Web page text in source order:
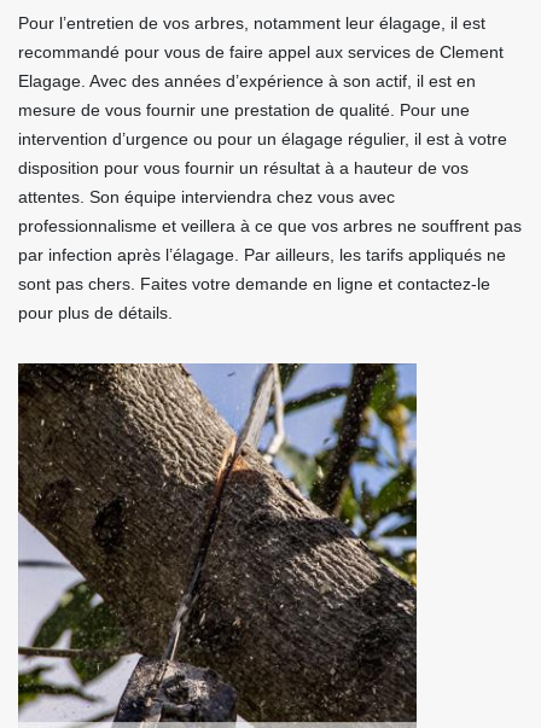
Pour l’entretien de vos arbres, notamment leur élagage, il est
recommandé pour vous de faire appel aux services de Clement
Elagage. Avec des années d’expérience à son actif, il est en
mesure de vous fournir une prestation de qualité. Pour une
intervention d’urgence ou pour un élagage régulier, il est à votre
disposition pour vous fournir un résultat à a hauteur de vos
attentes. Son équipe interviendra chez vous avec
professionnalisme et veillera à ce que vos arbres ne souffrent pas
par infection après l’élagage. Par ailleurs, les tarifs appliqués ne
sont pas chers. Faites votre demande en ligne et contactez-le
pour plus de détails.